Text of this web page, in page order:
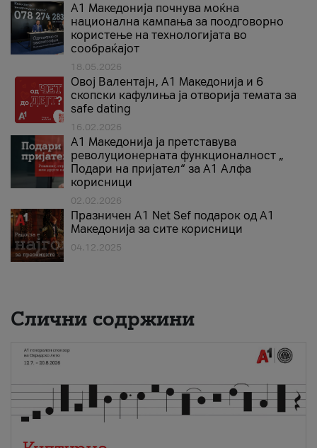
A1 Македонија почнува моќна
национална кампања за поодговорно
користење на технологијата во
сообраќајот
18.05.2026
Овој Валентајн, A1 Македонија и 6
скопски кафулиња ја отворија темата за
safe dating
16.02.2026
А1 Македонија ја претставува
револуционерната функционалност „
Подари на пријател“ за А1 Алфа
корисници
02.02.2026
Празничен A1 Net Sеf подарок од А1
Македонија за сите корисници
04.12.2025
Слични содржини